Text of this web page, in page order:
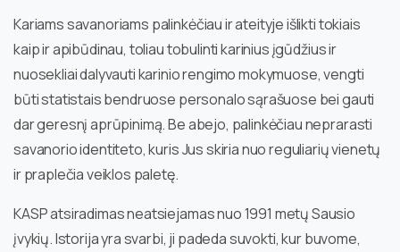
Kariams savanoriams palinkėčiau ir ateityje išlikti tokiais
kaip ir apibūdinau, toliau tobulinti karinius įgūdžius ir
nuosekliai dalyvauti karinio rengimo mokymuose, vengti
būti statistais bendruose personalo sąrašuose bei gauti
dar geresnį aprūpinimą. Be abejo, palinkėčiau neprarasti
savanorio identiteto, kuris Jus skiria nuo reguliarių vienetų
ir praplečia veiklos paletę.
KASP atsiradimas neatsiejamas nuo 1991 metų Sausio
įvykių. Istorija yra svarbi, ji padeda suvokti, kur buvome,